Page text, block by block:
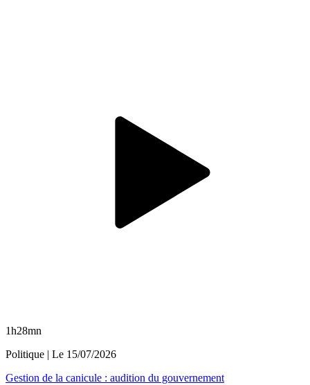
1h28mn
Politique | Le 15/07/2026
Gestion de la canicule : audition du gouvernement